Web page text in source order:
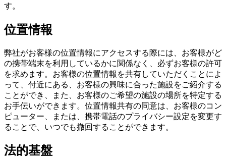
す。
位置情報
弊社がお客様の位置情報にアクセスする際には、お客様がど
の携帯端末を利用しているかに関係なく、必ずお客様の許可
を求めます。お客様の位置情報を共有していただくことによ
って、付近にある、お客様の興味に合った施設をご紹介する
ことができ、また、お客様のご希望の施設の場所を特定する
お手伝いができます。位置情報共有の同意は、お客様のコン
ピューター、または、携帯電話のプライバシー設定を変更す
ることで、いつでも撤回することができます。
法的基盤